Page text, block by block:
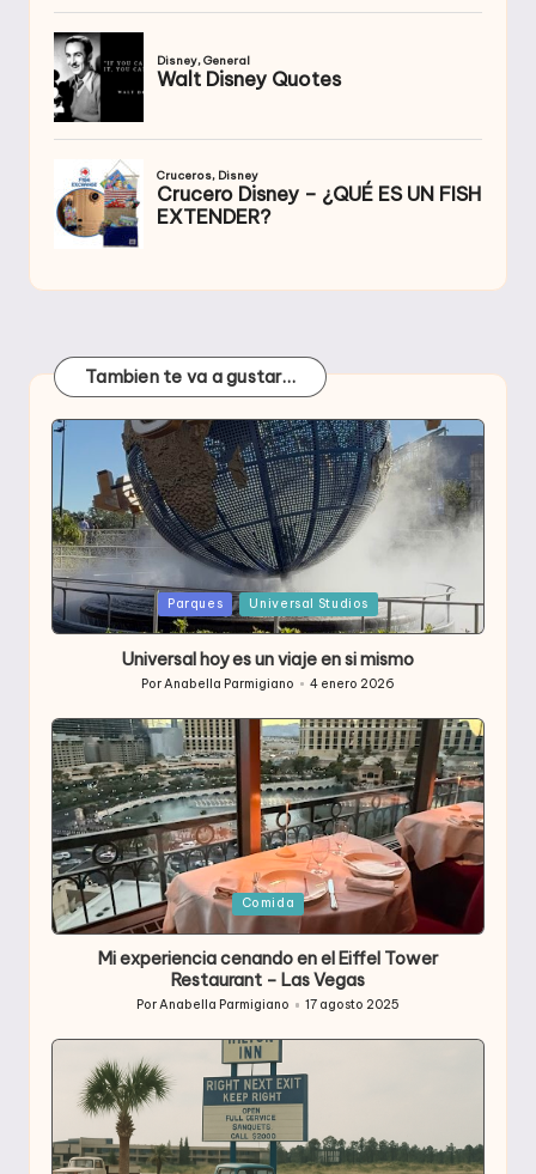
Tambien te va a gustar…
Publicada
en
Parques Universal Studios
Universal hoy es un viaje en si mismo
Publicado
PorAnabella Parmigiano 4 enero 2026
Publicada
en
Comida
Mi experiencia cenando en el Eiffel Tower
Restaurant – Las Vegas
Publicado
por
PorAnabella Parmigiano 17 agosto 2025